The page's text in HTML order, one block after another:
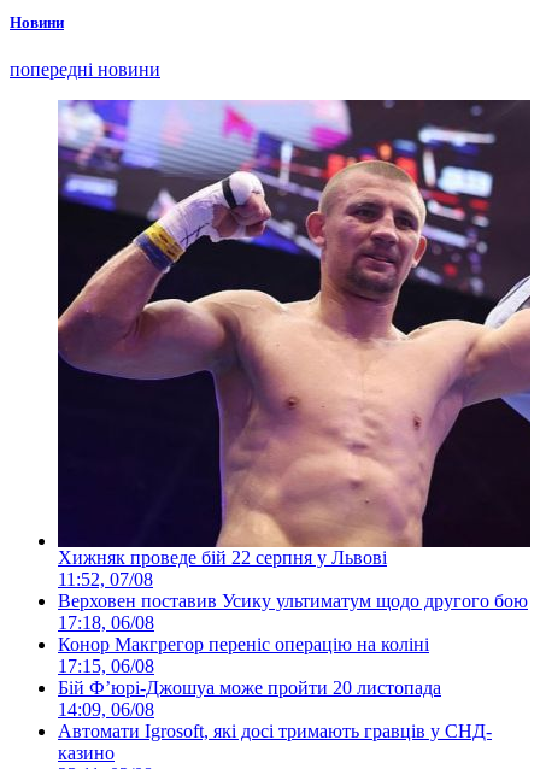
Новини
попередні новини
Хижняк проведе бій 22 серпня у Львові
11:52, 07/08
Верховен поставив Усику ультиматум щодо другого бою
17:18, 06/08
Конор Макгрегор переніс операцію на коліні
17:15, 06/08
Бій Ф’юрі-Джошуа може пройти 20 листопада
14:09, 06/08
Автомати Igrosoft, які досі тримають гравців у СНД-
казино